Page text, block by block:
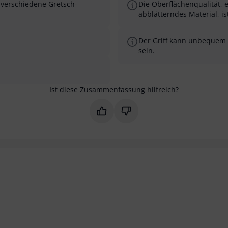
Gretsch-
Die Oberflächenqualität,
abblätterndes Material,
Der Griff kann
sein.
Ist diese Zusammenfassung hilfreich?
Markieren Sie diese
Markieren Sie diese